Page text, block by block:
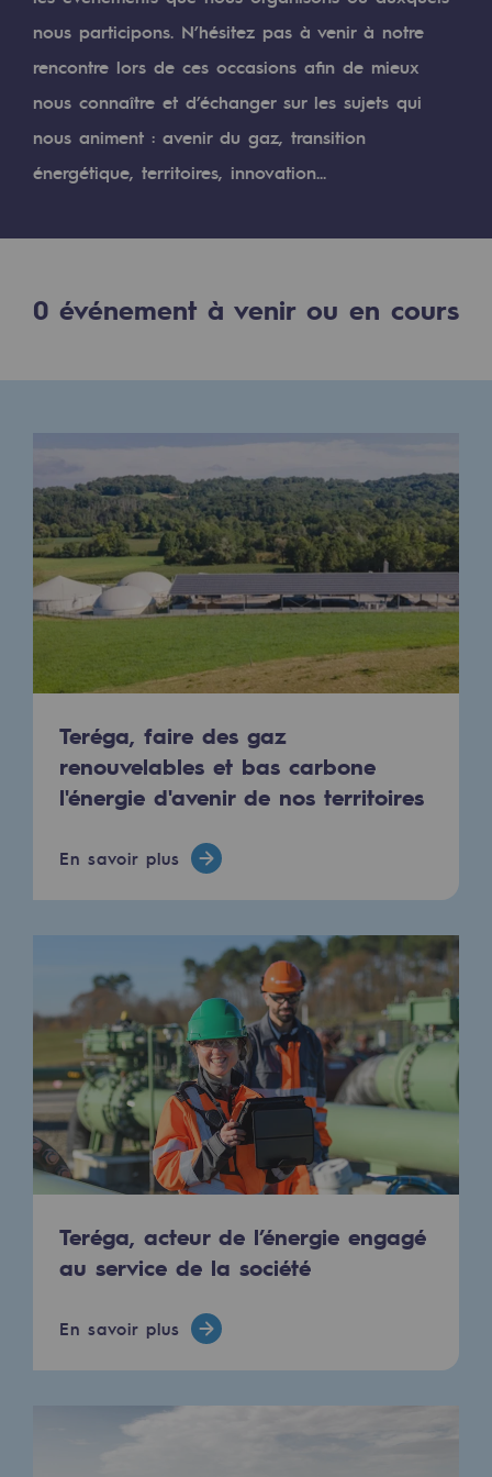
Transversalité et Collaboratif
Notre culture et nos valeurs
Une organisation certifiée
Notre organisation
Indicateurs
Les énergies d'avenir
Les énergies d'avenir
Notre vision
Gaz renouvelables et procédés durables
Gaz renouvelables et procédés
Pyrogazéification et gazéification
Méthanation
Captage de CO2
Concertations CH4, H2 et CO2
Espace pédagogique
2050 : un monde d’énergies
Objectif Hydrogène
CCUS Objectif Zéro CO2
Objectif Biométhane
Le Labo
Acteur engagé
Acteur engagé
Ambition RSE
Responsabilité environnementale
Responsabilité environnementale
nous participons. N’hésitez pas à venir à notre
rencontre lors de ces occasions afin de mieux
nous connaître et d’échanger sur les sujets qui
nous animent : avenir du gaz, transition
énergétique, territoires, innovation...
0 événement à venir ou en cours
Teréga, faire des gaz
renouvelables et bas carbone
l'énergie d'avenir de nos territoires
En savoir plus
Teréga, acteur de l’énergie engagé
au service de la société
En savoir plus